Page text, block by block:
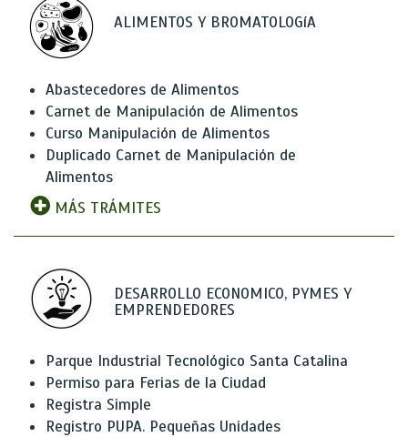
ALIMENTOS Y BROMATOLOGíA
Abastecedores de Alimentos
Carnet de Manipulación de Alimentos
Curso Manipulación de Alimentos
Duplicado Carnet de Manipulación de
Alimentos
MÁS TRÁMITES
DESARROLLO ECONOMICO, PYMES Y
EMPRENDEDORES
Parque Industrial Tecnológico Santa Catalina
Permiso para Ferias de la Ciudad
Registra Simple
Registro PUPA. Pequeñas Unidades